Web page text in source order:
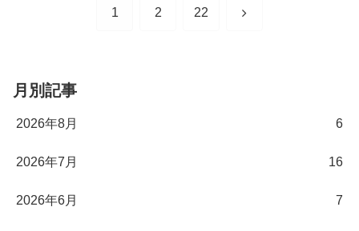
1 2 22 次
月別記事
2026年8月 6
2026年7月 16
2026年6月 7